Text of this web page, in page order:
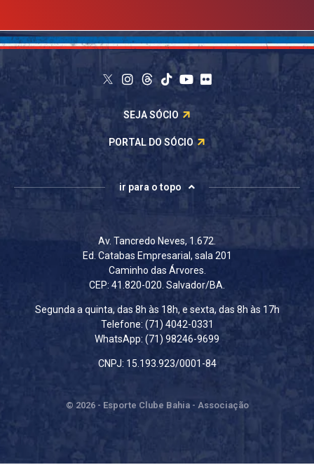
SEJA SÓCIO
PORTAL DO SÓCIO
ir para o topo
Av. Tancredo Neves, 1.672.
Ed. Catabas Empresarial, sala 201
Caminho das Árvores.
CEP: 41.820-020. Salvador/BA.
Segunda a quinta, das 8h às 18h, e sexta, das 8h às 17h
Telefone: (71) 4042-0331
WhatsApp: (71) 98246-9699
CNPJ: 15.193.923/0001-84
© 2026 - Esporte Clube Bahia - Associação